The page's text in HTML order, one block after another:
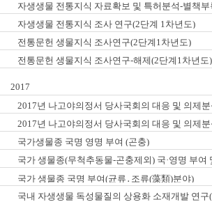
자생생물 전통지식 자료확보 및 특허분석-별책부
자생생물 전통지식 조사 연구(2단계 1차년도)
전통문헌 생물지식 조사연구(2단계1차년도)
전통문헌 생물지식 조사연구-해제(2단계1차년도)
2017
2017년 나고야의정서 당사국회의 대응 및 의제
2017년 나고야의정서 당사국회의 대응 및 의제
국가생물종 국명 영명 부여 (곤충)
국가 생물종(무척추동물-곤충제외) 국·영명 부여
한글판 발간
국가 생물종 국명 부여(균류․조류(藻類)분야)
국내 자생생물 독성물질의 상용화 소재개발 연구